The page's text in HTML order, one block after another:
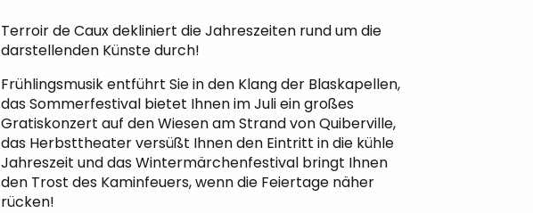
Terroir de Caux dekliniert die Jahreszeiten rund um die
darstellenden Künste durch!
Frühlingsmusik entführt Sie in den Klang der Blaskapellen,
das Sommerfestival bietet Ihnen im Juli ein großes
Gratiskonzert auf den Wiesen am Strand von Quiberville,
das Herbsttheater versüßt Ihnen den Eintritt in die kühle
Jahreszeit und das Wintermärchenfestival bringt Ihnen
den Trost des Kaminfeuers, wenn die Feiertage näher
rücken!